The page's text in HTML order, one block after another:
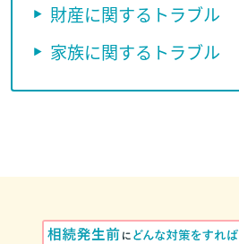
財産に関するトラブル
家族に関するトラブル